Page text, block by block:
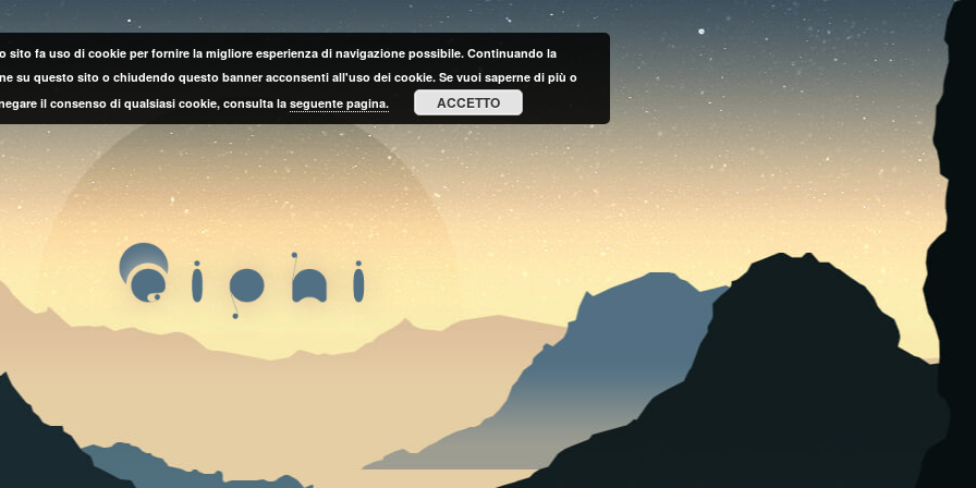
sito fa uso di cookie per fornire la migliore esperienza di navigazione possibile. Continuando la
su questo sito o chiudendo questo banner acconsenti all'uso dei cookie. Se vuoi saperne di più o
il consenso di qualsiasi cookie, consulta la seguente pagina. ACCETTO